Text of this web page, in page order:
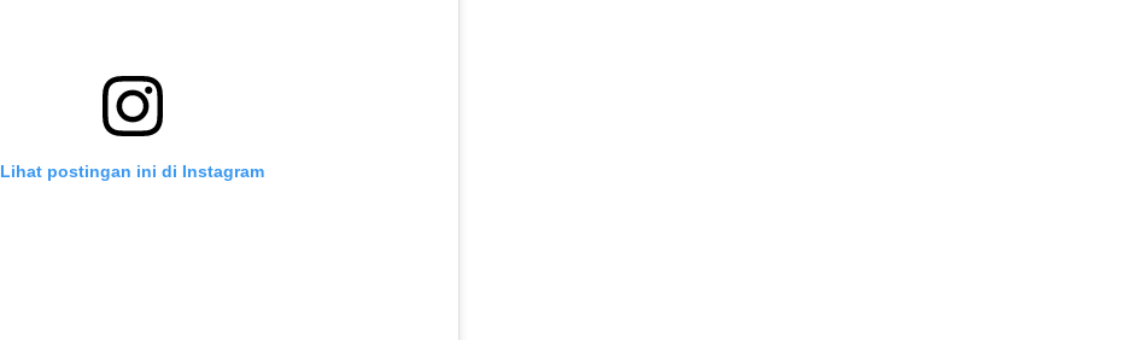
Lihat postingan ini di Instagram